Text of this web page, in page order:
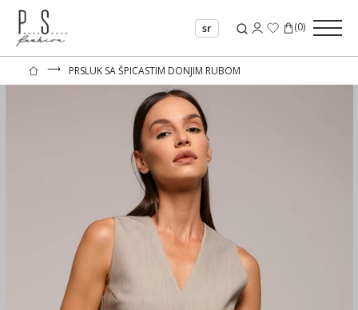
sr (0)
⟶ PRSLUK SA ŠPICASTIM DONJIM RUBOM